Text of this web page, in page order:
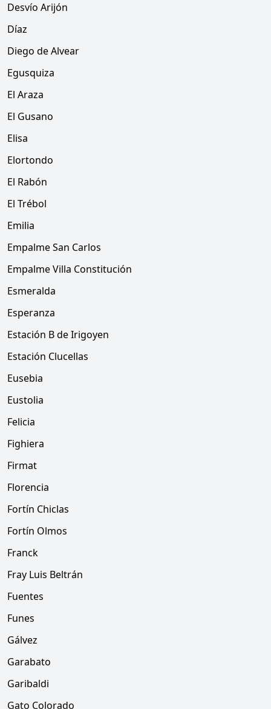
Desvío Arijón
Díaz
Diego de Alvear
Egusquiza
El Araza
El Gusano
Elisa
Elortondo
El Rabón
El Trébol
Emilia
Empalme San Carlos
Empalme Villa Constitución
Esmeralda
Esperanza
Estación B de Irigoyen
Estación Clucellas
Eusebia
Eustolia
Felicia
Fighiera
Firmat
Florencia
Fortín Chiclas
Fortín Olmos
Franck
Fray Luis Beltrán
Fuentes
Funes
Gálvez
Garabato
Garibaldi
Gato Colorado